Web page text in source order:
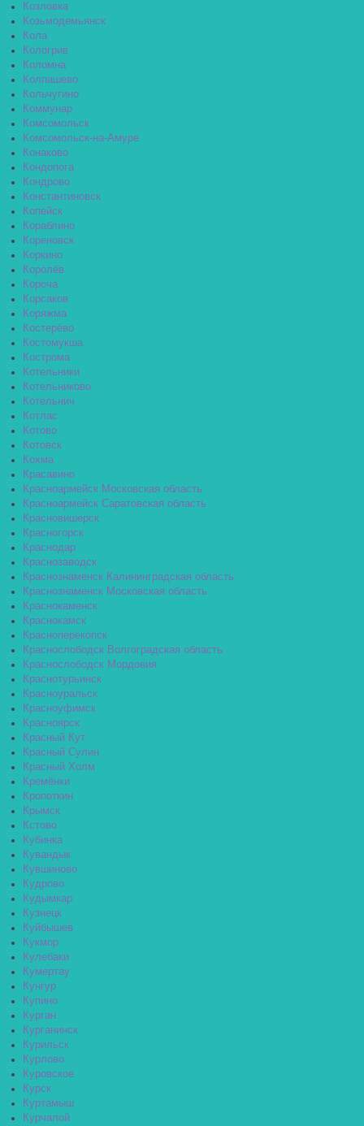
Козловка
Козьмодемьянск
Кола
Кологрив
Коломна
Колпашево
Кольчугино
Коммунар
Комсомольск
Комсомольск-на-Амуре
Конаково
Кондопога
Кондрово
Константиновск
Копейск
Кораблино
Кореновск
Коркино
Королёв
Короча
Корсаков
Коряжма
Костерёво
Костомукша
Кострома
Котельники
Котельниково
Котельнич
Котлас
Котово
Котовск
Кохма
Красавино
Красноармейск Московская область
Красноармейск Саратовская область
Красновишерск
Красногорск
Краснодар
Краснозаводск
Краснознаменск Калининградская область
Краснознаменск Московская область
Краснокаменск
Краснокамск
Красноперекопск
Краснослободск Волгоградская область
Краснослободск Мордовия
Краснотурьинск
Красноуральск
Красноуфимск
Красноярск
Красный Кут
Красный Сулин
Красный Холм
Кремёнки
Кропоткин
Крымск
Кстово
Кубинка
Кувандык
Кувшиново
Кудрово
Кудымкар
Кузнецк
Куйбышев
Кукмор
Кулебаки
Кумертау
Кунгур
Купино
Курган
Курганинск
Курильск
Курлово
Куровское
Курск
Куртамыш
Курчалой